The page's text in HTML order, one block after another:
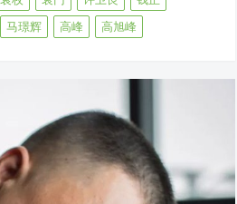
马璟辉 高峰 高旭峰